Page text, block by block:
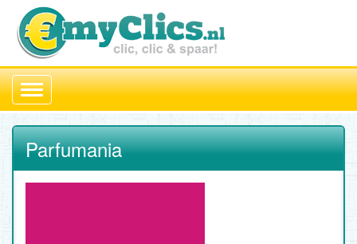
Toggle
navigation
Parfumania